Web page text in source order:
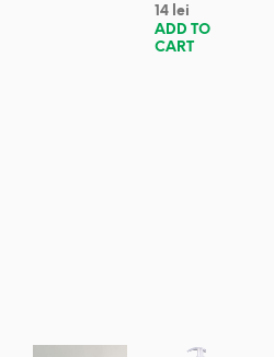
14 lei
ADD TO
CART